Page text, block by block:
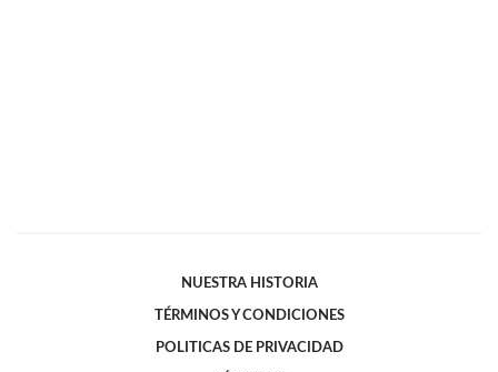
NUESTRA HISTORIA
TÉRMINOS Y CONDICIONES
POLITICAS DE PRIVACIDAD